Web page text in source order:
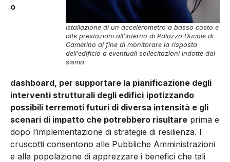
Istallazione di un accelerometro a basso costo e
alte prestazioni all’interno di Palazzo Ducale di
Camerino al fine di monitorare la risposta
dell’edificio a eventuali sollecitazioni indotte dal
sisma
o
dashboard, per supportare la pianificazione degli
interventi strutturali degli edifici ipotizzando
possibili terremoti futuri di diversa intensità e gli
scenari di impatto che potrebbero risultare prima e
dopo l’implementazione di strategie di resilienza. I
cruscotti consentono alle Pubbliche Amministrazioni
e alla popolazione di apprezzare i benefici che tali